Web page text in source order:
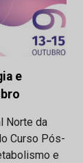
e
Norte da
Curso Pós-
e